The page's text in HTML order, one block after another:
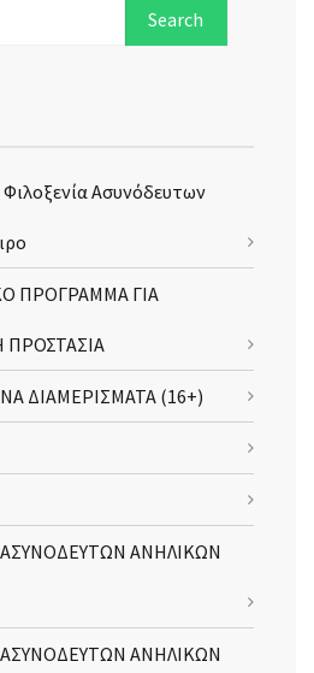
Ασυνόδευτων
ΠΡΟΓΡΑΜΜΑ ΓΙΑ
ΠΡΟΣΤΑΣΙΑ
ΔΙΑΜΕΡΙΣΜΑΤΑ (16+)
ΑΝΗΛΙΚΩΝ
ΑΝΗΛΙΚΩΝ